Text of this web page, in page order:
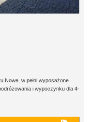
w pełni wyposażone
i wypoczynku dla 4-